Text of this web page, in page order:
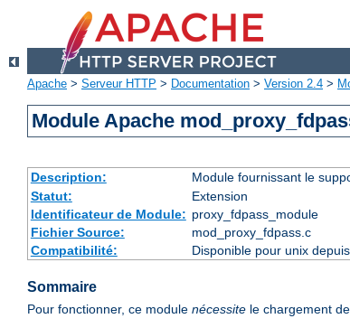
Apache > Serveur HTTP > Documentation > Version 2.4 >
Module Apache
Description: Module fournissant le
Statut:
Extension
Identificateur de Module: proxy_fdpass_module
Fichier Source:
mod_proxy_fdpass.c
Compatibilité:
Disponible pour unix
Sommaire
Pour fonctionner, ce module nécessite le chargement de